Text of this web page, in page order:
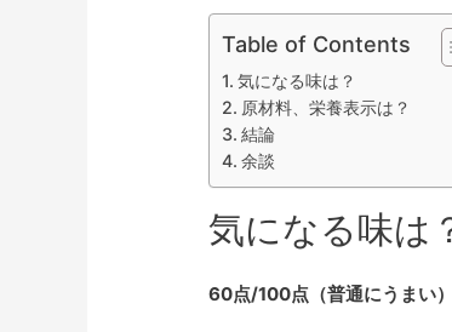
Table of Contents
気になる味は？
原材料、栄養表示は？
結論
余談
気になる味は
60点/100点（普通にうまい）